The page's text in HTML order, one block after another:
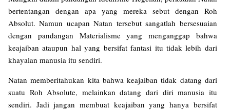
bertentangan dengan apa yang mereka sebut dengan Roh
Absolut. Namun ucapan Natan tersebut sangatlah bersesuaian
dengan pandangan Materialisme yang menganggap bahwa
keajaiban ataupun hal yang bersifat fantasi itu tidak lebih dari
khayalan manusia itu sendiri.
Natan memberitahukan kita bahwa keajaiban tidak datang dari
suatu Roh Absolute, melainkan datang dari diri manusia itu
sendiri. Jadi jangan membuat keajaiban yang hanya bersifat